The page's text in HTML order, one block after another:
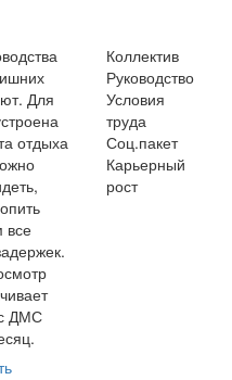
Для
отдыха
все
ДМС
Коллектив
Руководство
Условия
труда
Соц.пакет
Карьерный
рост